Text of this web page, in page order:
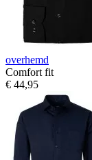
overhemd
Comfort fit
€ 44,95